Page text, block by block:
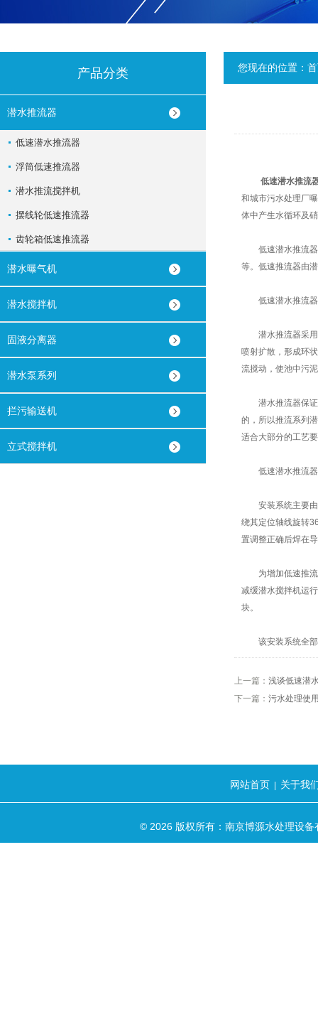
产品分类
潜水推流器
低速潜水推流器
浮筒低速推流器
潜水推流搅拌机
摆线轮低速推流器
齿轮箱低速推流器
潜水曝气机
潜水搅拌机
固液分离器
潜水泵系列
拦污输送机
立式搅拌机
您现在的位置：
低速潜水推流
和城市污水处理厂
体中产生水循环及
低速潜水推流器
等。低速推流器由
低速潜水推流器
潜水推流器采用
喷射扩散，形成环
流搅动，使池中污
潜水推流器保证
的，所以推流系列
适合大部分的工艺
低速潜水推流器
安装系统主要由
绕其定位轴线旋转
置调整正确后焊在
为增加低速推流
减缓潜水搅拌机运
块。
该安装系统全部
上一篇： 浅谈低速潜
下一篇： 污水处理使
网站首页 关于我
© 2026 版权所有：南京博源水处理设